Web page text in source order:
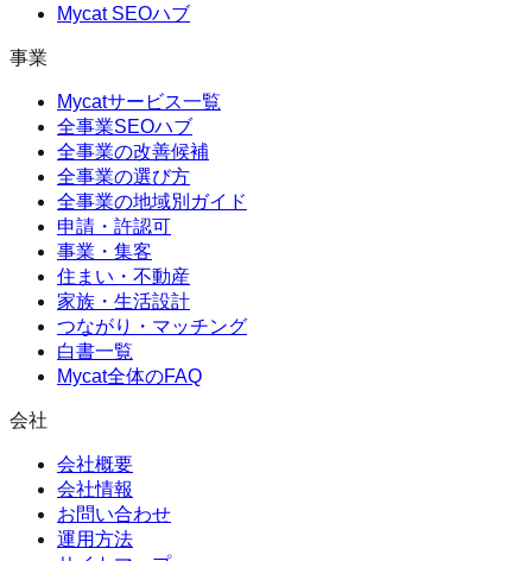
Mycat SEOハブ
事業
Mycatサービス一覧
全事業SEOハブ
全事業の改善候補
全事業の選び方
全事業の地域別ガイド
申請・許認可
事業・集客
住まい・不動産
家族・生活設計
つながり・マッチング
白書一覧
Mycat全体のFAQ
会社
会社概要
会社情報
お問い合わせ
運用方法